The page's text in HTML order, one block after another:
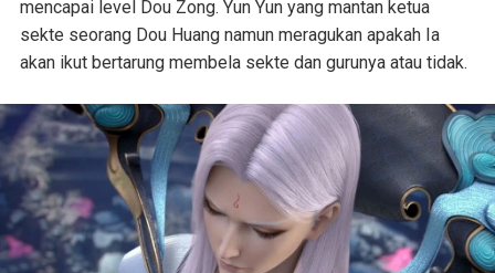
mencapai level Dou Zong. Yun Yun yang mantan ketua
sekte seorang Dou Huang namun meragukan apakah Ia
akan ikut bertarung membela sekte dan gurunya atau tidak.